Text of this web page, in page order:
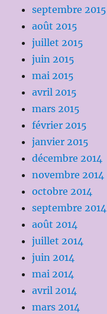
septembre 2015
août 2015
juillet 2015
juin 2015
mai 2015
avril 2015
mars 2015
février 2015
janvier 2015
décembre 2014
novembre 2014
octobre 2014
septembre 2014
août 2014
juillet 2014
juin 2014
mai 2014
avril 2014
mars 2014